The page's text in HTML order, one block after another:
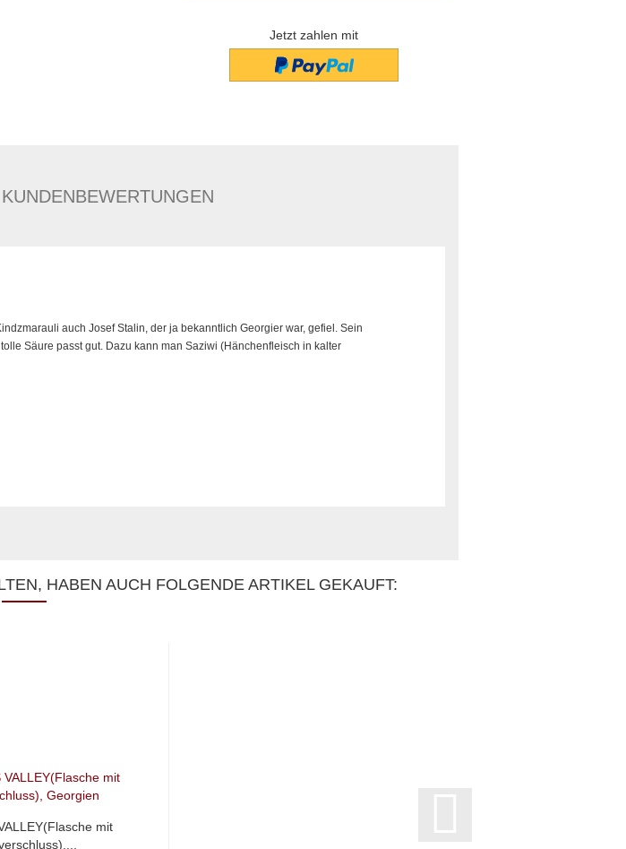
Jetzt zahlen mit
KUNDENBEWERTUNGEN
auch Josef Stalin, der ja bekanntlich Georgier war, gefiel. Sein
Säure passt gut. Dazu kann man Saziwi (Hänchenfleisch in kalter
HABEN AUCH FOLGENDE ARTIKEL GEKAUFT:
mit